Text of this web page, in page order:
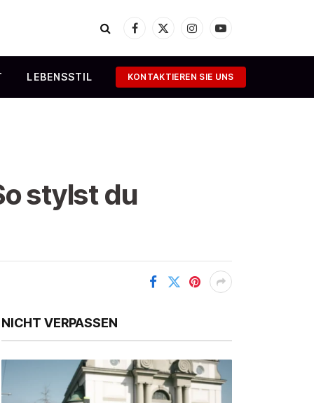
Facebook
X
InstagramYouTube
LEBENSSTIL KONTAKTIEREN SIE UNS
stylst du
NICHT VERPASSEN